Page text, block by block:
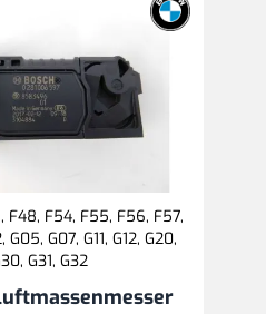
F48, F54, F55, F56, F57,
G05, G07, G11, G12, G20,
G31, G32